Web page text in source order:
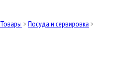
Товары > Посуда и сервировка >